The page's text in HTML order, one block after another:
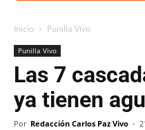
Inicio Punilla Vivo
Punilla Vivo
Las 7
ya tienen
Por Redacción Carlos Paz Vivo -